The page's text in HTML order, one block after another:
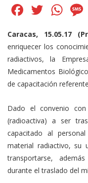
Caracas, 15.05.17
enriquecer los
radiactivos, la
Medicamentos
de capacitación
Dado el convenio
(radioactiva) a ser
capacitado al
material radiactivo, su
transportarse,
durante el traslado del